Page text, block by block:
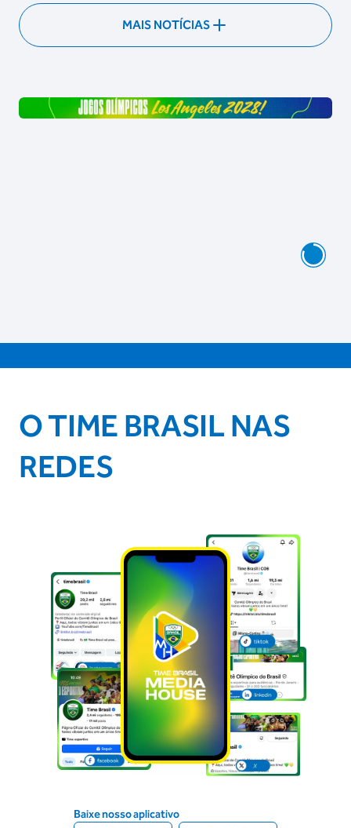
MAIS NOTÍCIAS
O TIME BRASIL NAS
REDES
Baixe nosso aplicativo